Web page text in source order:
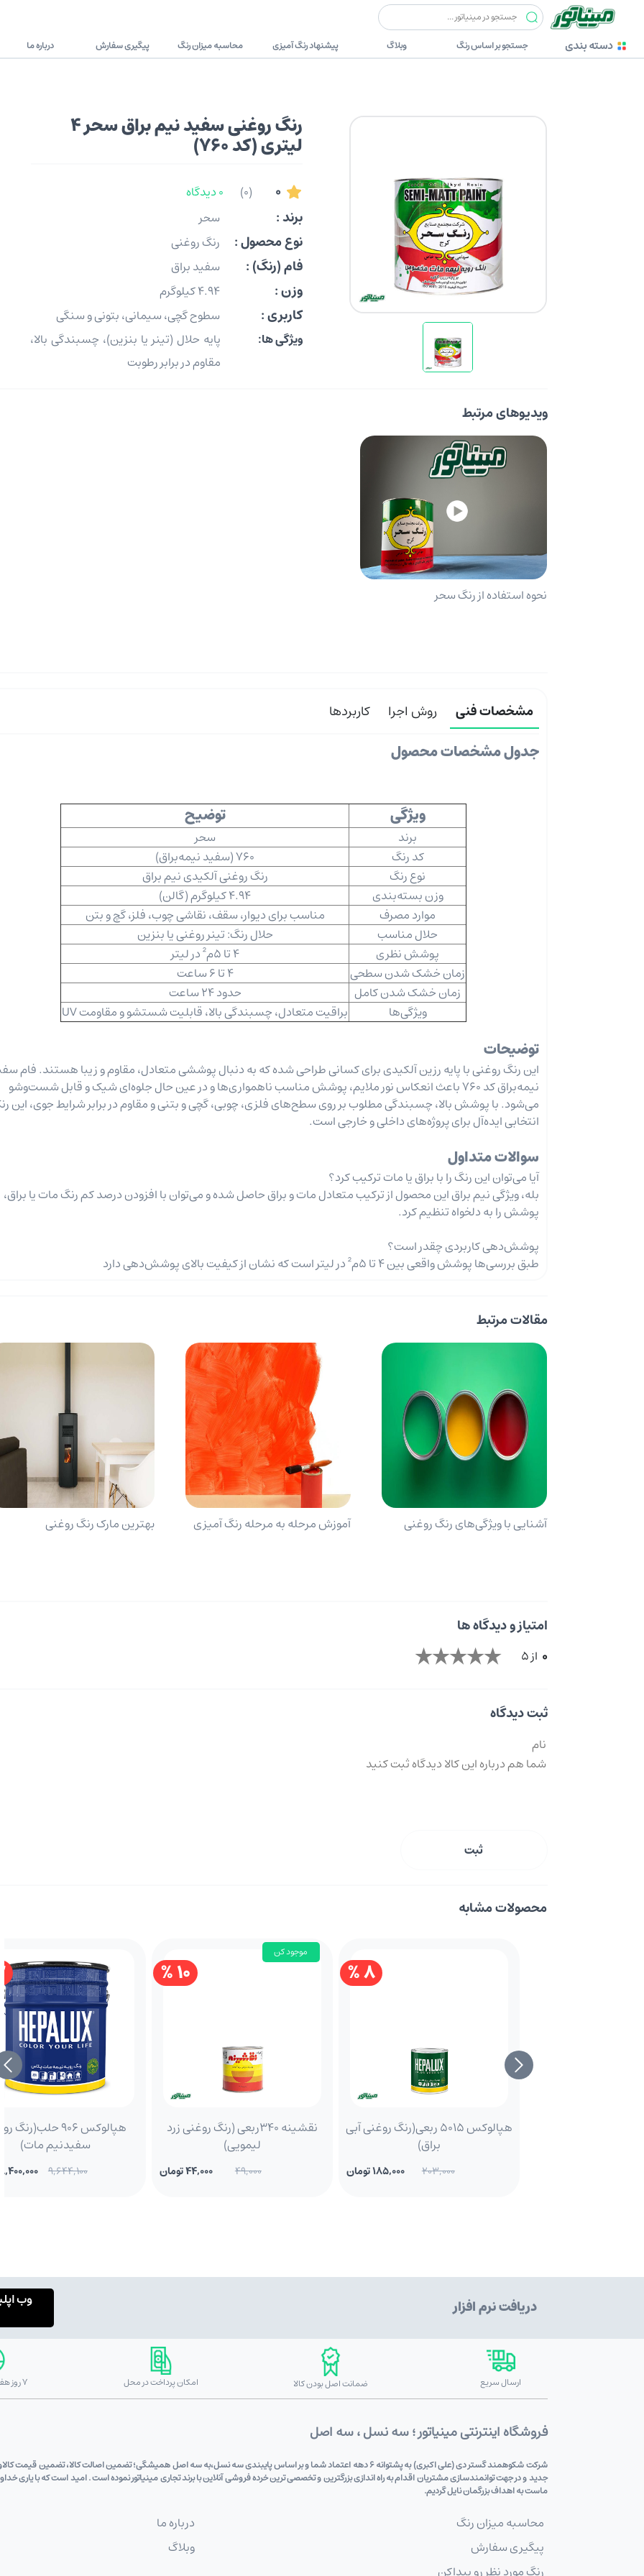
دسته بندی جستجو بر اساس رنگ وبلاگ پیشنهاد رنگ آمیزی محاسبه میزان رنگ پیگیری سفارش درباره ما
رنگ ها سحر رنگ روغنی سفید نیم براق سحر 4 لیتری (کد 760)
رنگ روغنی سفید نیم براق سحر 4
لیتری (کد 760)
0
(0) 0 دیدگاه
برند : سحر
نوع محصول : رنگ روغنی
فام (رنگ) : سفید براق
وزن : 4.94 کیلوگرم
کاربری :
سطوح گچی، سیمانی، بتونی و سنگی
ویژگی ها:
پایه حلال (تینر یا بنزین)، چسبندگی بالا،
مقاوم در برابر رطوبت
ویدیوهای مرتبط
نحوه استفاده از رنگ سحر
مشخصات فنی روش اجرا کاربردها
جدول مشخصات محصول
ویژگی توضیح
برند
سحر
کد رنگ
760 (سفید نیمه‌براق)
نوع رنگ
رنگ روغنی آلکیدی نیم ‌براق
وزن بسته‌بندی
4.94 کیلوگرم (گالن)
موارد مصرف
مناسب برای دیوار، سقف، نقاشی چوب، فلز، گچ و بتن
حلال مناسب
حلال رنگ: تینر روغنی یا بنزین
پوشش نظری
4 تا 5م² در لیتر
زمان خشک شدن سطحی
4 تا 6 ساعت
زمان خشک شدن کامل
حدود 24 ساعت
ویژگی‌ها
براقیت متعادل، چسبندگی بالا، قابلیت شستشو و مقاومت UV
توضیحات
این رنگ روغنی با پایه رزین آلکیدی برای کسانی طراحی شده که به دنبال پوششی متعادل، مقاوم و زیبا هستند. فام
نیمه‌براق کد 760 باعث انعکاس نور ملایم، پوشش مناسب ناهمواری‌ها و در عین حال جلوه‌ای شیک و قابل شست‌وشو
می‌شود. با پوشش بالا، چسبندگی مطلوب بر روی سطح‌های فلزی، چوبی، گچی و بتنی و مقاوم در برابر شرایط جوی، این
انتخابی ایده‌آل برای پروژه‌های داخلی و خارجی است.
سوالات متداول
آیا می‌توان این رنگ را با براق یا مات ترکیب کرد؟
بله، ویژگی نیم براق این محصول از ترکیب متعادل مات و براق حاصل شده و می‌توان با افزودن درصد کم رنگ مات یا براق،
پوشش را به ‌دلخواه تنظیم کرد.
پوشش‌دهی کاربردی چقدر است؟
طبق بررسی‌ها پوشش واقعی بین 4 تا 5م² در لیتر است که نشان از کیفیت بالای پوشش‌دهی دارد
مقالات مرتبط
آشنایی با ویژگی‌های رنگ روغنی آموزش مرحله به مرحله رنگ آمیزی بهترین مارک رنگ روغنی
امتیاز و دیدگاه ها
0 از 5
ثبت دیدگاه
ثبت
محصولات مشابه
8 %
هپالوکس 5015 ربعی(رنگ روغنی آبی
براق)
203,000 185,000 تومان
10 %
موجود کن
نقشینه 340ربعی (رنگ روغنی زرد
لیمویی)
49,000 44,000 تومان
هپالوکس 906
سفیدنیم مات)
9,644,100
8,400,000
دریافت نرم افزار وب
ارسال سریع ضمانت اصل بودن کالا امکان پرداخت در محل 7 روز هفته 24 ساعته
فروشگاه اینترنتی مینیاتور ؛ سه نسل ، سه اصل
شرکت شکوهمند گستر دی (علی اکبری) به پشتوانه 6 دهه اعتماد شما و بر اساس پایبندی سه نسل،به سه اصل همیشگی؛ تضمین اصالت کالا،
جدید و در جهت توانمندسازی مشتریان اقدام به راه اندازی بزرگترین و تخصصی ترین خرده فروشی آنلاین با برند تجاری مینیاتور نموده است . امید است که با یاری
ماست به اهداف بزرگمان نایل گردیم.
محاسبه میزان رنگ
پیگیری سفارش
رنگ مورد نظر رو پیداکن
درباره ما
وبلاگ